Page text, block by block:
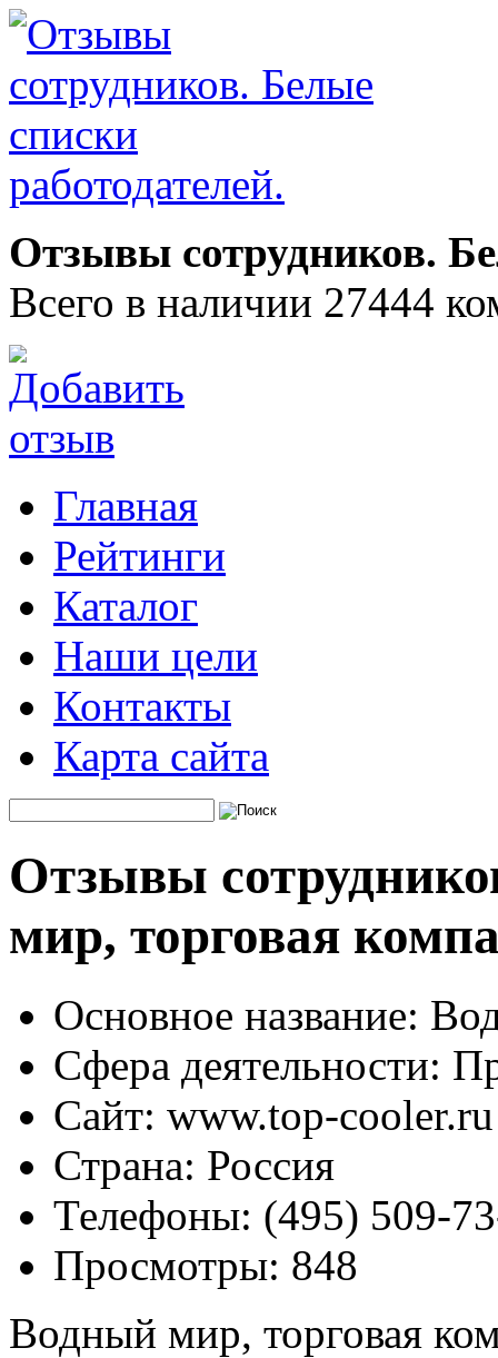
Отзывы сотрудников.
Всего в наличии 27444
Главная
Рейтинги
Каталог
Наши цели
Контакты
Карта сайта
Отзывы
мир, торговая
Основное название:
Сфера деятельности:
Сайт: www.top-cooler.ru
Страна: Россия
Телефоны: (495) 509-
Просмотры: 848
Водный мир, торговая